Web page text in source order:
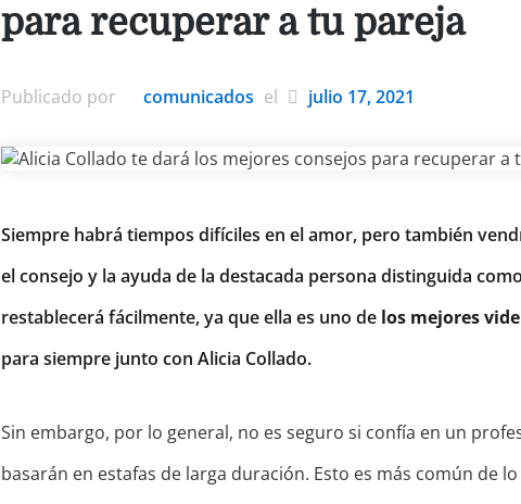
para recuperar a tu pareja
Publicado por comunicados el julio 17, 2021
Siempre habrá tiempos difíciles en el amor, pero también
el consejo y la ayuda de la destacada persona distinguida
restablecerá fácilmente, ya que ella es uno de los mejores
para siempre junto con Alicia Collado.
Sin embargo, por lo general, no es seguro si confía en un
basarán en estafas de larga duración. Esto es más común de